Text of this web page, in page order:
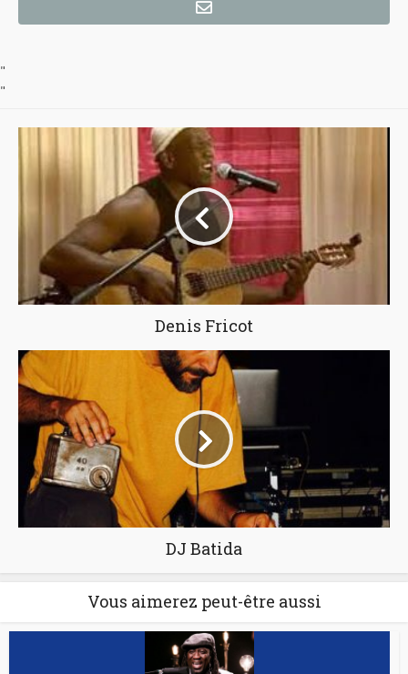
"
"
Denis Fricot
DJ Batida
Vous aimerez peut-être aussi